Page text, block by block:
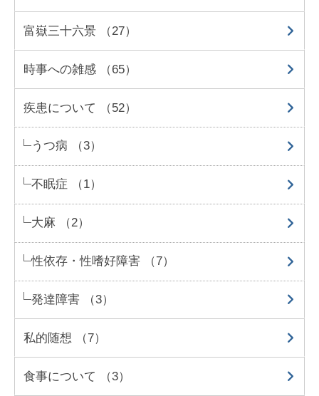
富嶽三十六景 （27）
時事への雑感 （65）
疾患について （52）
うつ病 （3）
不眠症 （1）
大麻 （2）
性依存・性嗜好障害 （7）
発達障害 （3）
私的随想 （7）
食事について （3）